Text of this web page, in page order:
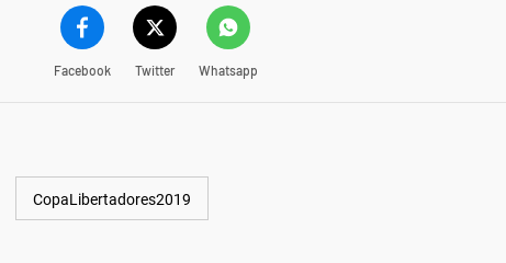
Facebook Twitter Whatsapp
CopaLibertadores2019